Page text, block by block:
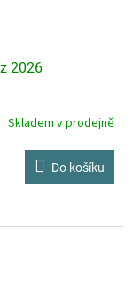
2026
Skladem v prodejně
Do košíku